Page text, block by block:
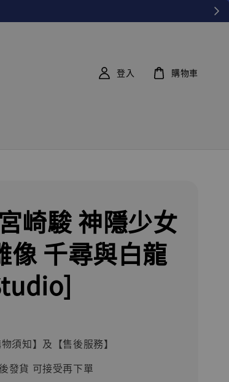
登入 購物車
崎駿 神隱少女
像 千尋與白龍
須知】及【售後服務】
發貨 可接受再下單